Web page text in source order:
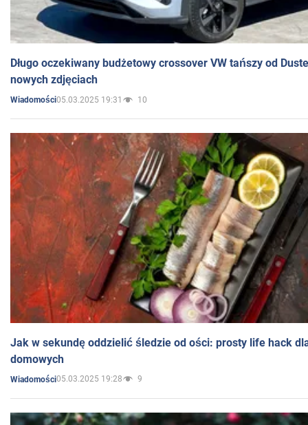
Długo oczekiwany budżetowy crossover VW tańszy od
nowych zdjęciach
Wiadomości05.03.2025 19:31 10
Jak w sekundę oddzielić śledzie od ości: prosty life hack
domowych
Wiadomości05.03.2025 19:28 9